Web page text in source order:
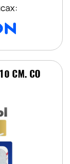
СМ. СО